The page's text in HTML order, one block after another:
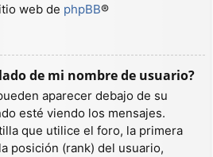
web de phpBB®
de mi nombre de usuario?
aparecer debajo de su
esté viendo los mensajes.
que utilice el foro, la primera
posición (rank) del usuario,